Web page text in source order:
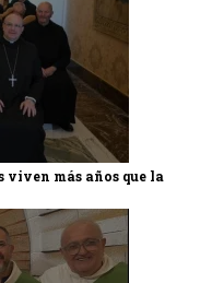
viven más años que la